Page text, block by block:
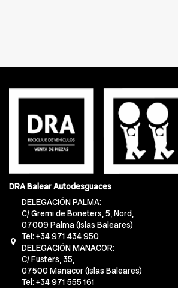
DRA Balear Autodesguaces
DELEGACIÓN PALMA:
C/ Gremi de Boneters, 5, Nord,
07009 Palma (Islas Baleares)
Tel: +34 971 434 950
DELEGACIÓN MANACOR:
C/ Fusters, 35,
07500 Manacor (Islas Baleares)
Tel: +34 971 555 161